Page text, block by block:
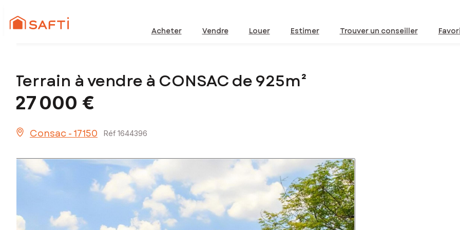
Acheter Vendre Louer Estimer Trouver un conseiller
Terrain à vendre à CONSAC de 925m²
27 000 €
Consac - 17150 Réf 1644396